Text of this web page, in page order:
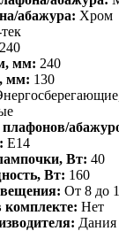
абажура: Хром
240
мм: 240
мм: 130
плафонов/
Е14
Вт: 40
Вт: 160
От 8 до
Нет
Дания